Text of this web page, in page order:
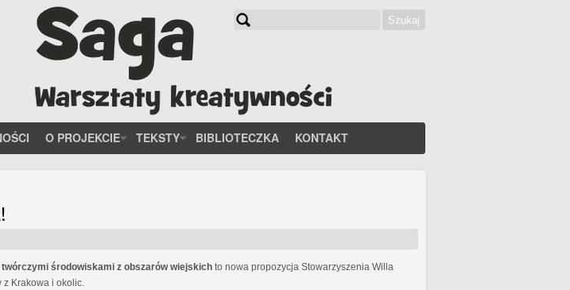
Szukaj
O PROJEKCIE TEKSTY BIBLIOTECZKA KONTAKT
twórczymi środowiskami z obszarów wiejskich to nowa propozycja Stowarzyszenia Willa
Krakowa i okolic.